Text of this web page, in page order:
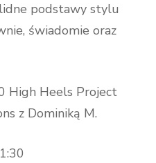
podstawy stylu
świadomie oraz
High Heels Project
z Dominiką M.